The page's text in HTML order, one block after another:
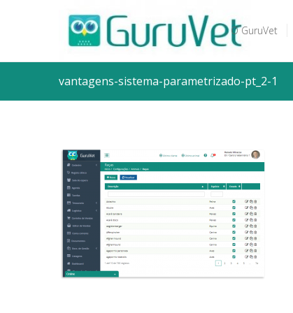
O GuruVet
vantagens-sistema-parametrizado-pt_2-1